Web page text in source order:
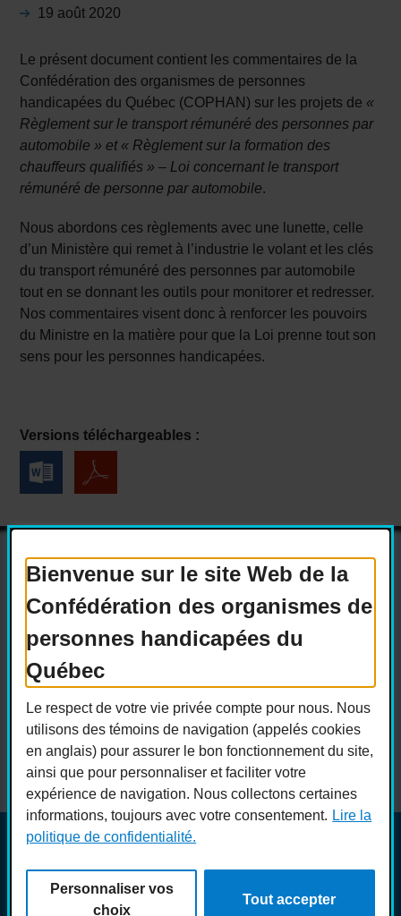
Bienvenue sur le site Web de la
Confédération des organismes de
personnes handicapées du
Québec
Le respect de votre vie privée compte pour nous. Nous
utilisons des témoins de navigation (appelés cookies
en anglais) pour assurer le bon fonctionnement du site,
ainsi que pour personnaliser et faciliter votre
expérience de navigation. Nous collectons certaines
informations, toujours avec votre consentement. Lire la
politique de confidentialité.
Personnaliser vos
choix
Tout accepter
19 août 2020
Le présent document contient les commentaires de la
Confédération des organismes de personnes
handicapées du Québec (COPHAN) sur les projets de «
Règlement sur le transport rémunéré des personnes par
automobile » et « Règlement sur la formation des
chauffeurs qualifiés » – Loi concernant le transport
rémunéré de personne par automobile.
Nous abordons ces règlements avec une lunette, celle
d’un Ministère qui remet à l’industrie le volant et les clés
du transport rémunéré des personnes par automobile
tout en se donnant les outils pour monitorer et redresser.
Nos commentaires visent donc à renforcer les pouvoirs
du Ministre en la matière pour que la Loi prenne tout son
sens pour les personnes handicapées.
Versions téléchargeables :
Actualités
Devenir membre
Nous joindre
Nous recrutons
Guide sur l’accessibilité universelle
FAQ
réservés.
Conception :
Crédits photo :
Merryl B.